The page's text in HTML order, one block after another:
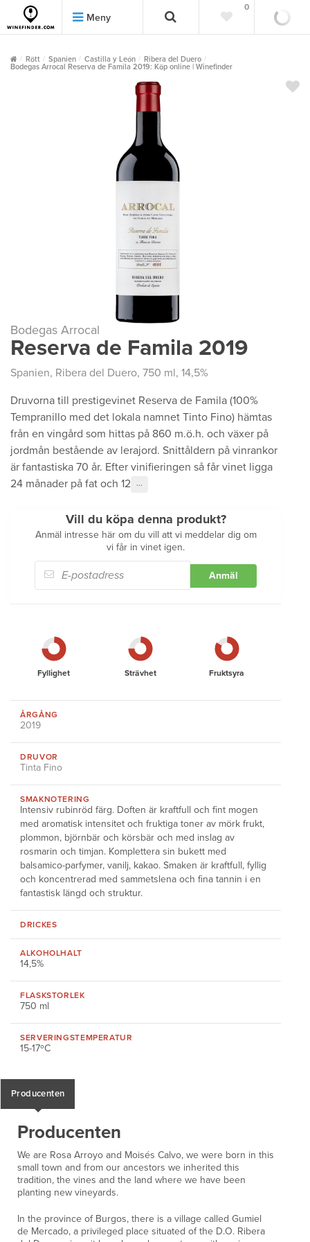
Meny
0
Rött Spanien Castilla y León
Ribera del Duero
Bodegas Arrocal Reserva de Famila 2019: Köp online | Winefinder
Bodegas Arrocal
Reserva de Famila 2019
Spanien, Ribera del Duero, 750 ml, 14,5%
Druvorna till prestigevinet Reserva de Famila (100%
Tempranillo med det lokala namnet Tinto Fino) hämtas
från en vingård som hittas på 860 m.ö.h. och växer på
jordmån bestående av lerajord. Snittåldern på vinrankor
är fantastiska 70 år. Efter vinifieringen så får vinet ligga
24 månader på fat och 12
···
Vill du köpa denna produkt?
Anmäl intresse här om du vill att vi meddelar dig om
vi får in vinet igen.
Anmäl
Fyllighet Strävhet Fruktsyra
ÅRGÅNG
2019
DRUVOR
Tinta Fino
SMAKNOTERING
Intensiv rubinröd färg. Doften är kraftfull och fint mogen
med aromatisk intensitet och fruktiga toner av mörk frukt,
plommon, björnbär och körsbär och med inslag av
rosmarin och timjan. Komplettera sin bukett med
balsamico-parfymer, vanilj, kakao. Smaken är kraftfull, fyllig
och koncentrerad med sammetslena och fina tannin i en
fantastisk längd och struktur.
DRICKES
ALKOHOLHALT
14,5%
FLASKSTORLEK
750 ml
SERVERINGSTEMPERATUR
15-17ºC
Producenten
Producenten
We are Rosa Arroyo and Moisés Calvo, we were born in this
small town and from our ancestors we inherited this
tradition, the vines and the land where we have been
planting new vineyards.
In the province of Burgos, there is a village called Gumiel
de Mercado, a privileged place situated of the D.O. Ribera
""